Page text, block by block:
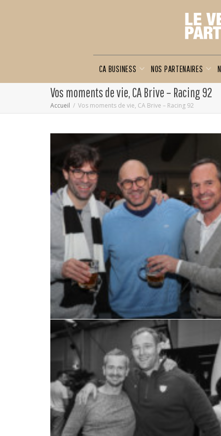
CA BUSINESS NOS PARTENAIRES
Vos moments de vie, CA Brive – Racing 92
Accueil Vos moments de vie, CA Brive – Racing 92